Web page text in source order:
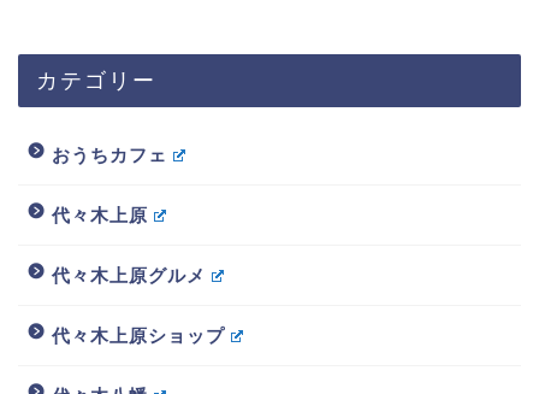
カテゴリー
おうちカフェ
代々木上原
代々木上原グルメ
代々木上原ショップ